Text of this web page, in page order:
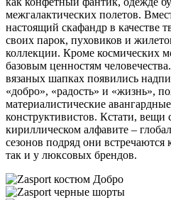
межгалактических полетов.
настоящий скафандр в качестве
своих парок, пуховиков и
коллекции. Кроме космических
базовым ценностям
вязаных шапках появились
«добро», «радость» и «жизнь»,
материалистические
конструктивистов. Кстати, вещи
кириллическом алфавите –
сезонов подряд они встречаются
так и у люксовых брендов.